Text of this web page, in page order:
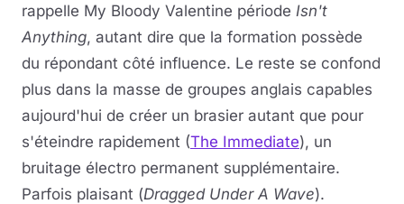
rappelle My Bloody Valentine période Isn't
Anything, autant dire que la formation possède
du répondant côté influence. Le reste se confond
plus dans la masse de groupes anglais capables
aujourd'hui de créer un brasier autant que pour
s'éteindre rapidement (The Immediate), un
bruitage électro permanent supplémentaire.
Parfois plaisant (Dragged Under A Wave).